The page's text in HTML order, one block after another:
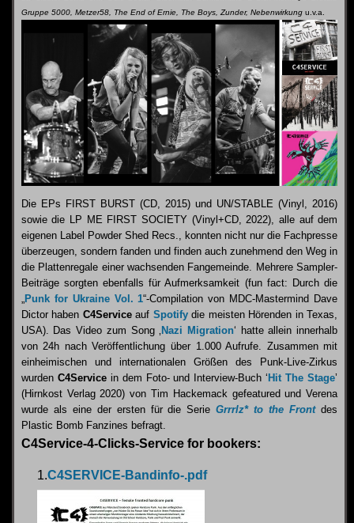
Gruppe 5000, Metzer58, The End of Ernie, The Boys, Zunder, Nebenwirkungu.v.a.
Die EPs FIRST BURST (CD, 2015) und UN/STABLE (Vinyl, 2016)
sowie die LP ME FIRST SOCIETY (Vinyl+CD, 2022), alle auf dem
eigenen Label Powder Shed Recs., konnten nicht nur die Fachpresse
überzeugen, sondern fanden und finden auch zunehmend den Weg in
die Plattenregale einer wachsenden Fangemeinde. Mehrere Sampler-
Beiträge sorgten ebenfalls für Aufmerksamkeit (fun fact: Durch die
Punk for Ukraine Vol. 1“-Compilation von MDC-Mastermind Dave
Dictor haben C4Serviceauf Spotifydie meisten Hörenden in Texas,
USA). Das Video zum Song ‚Nazi Migration‘ hatte allein innerhalb
von 24h nach Veröffentlichung über 1.000 Aufrufe. Zusammen mit
einheimischen und internationalen Größen des Punk-Live-Zirkus
wurden C4Servicein dem Foto- und Interview-Buch ‘Hit The Stage’
(Hirnkost Verlag 2020) von Tim Hackemack gefeatured und Verena
wurde als eine der ersten für die SerieGrrrlz* to the Frontdes
Plastic Bomb Fanzines befragt.
C4Service-4-Clicks-Service for bookers:
1.C4SERVICE-Bandinfo-.pdf